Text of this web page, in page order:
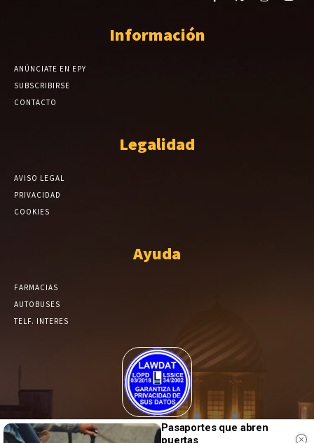
Información
ANÚNCIATE EN EPY
SUBSCRIBIRSE
CONTACTO
Legalidad
AVISO LEGAL
PRIVACIDAD
COOKIES
Ayuda
FARMACIAS
AUTOBUSES
TELF. INTERES
El Periódico de Yecla alcanza un grado más de compromiso en el
tratamiento de sus datos.
Pasaportes que abren
puertas